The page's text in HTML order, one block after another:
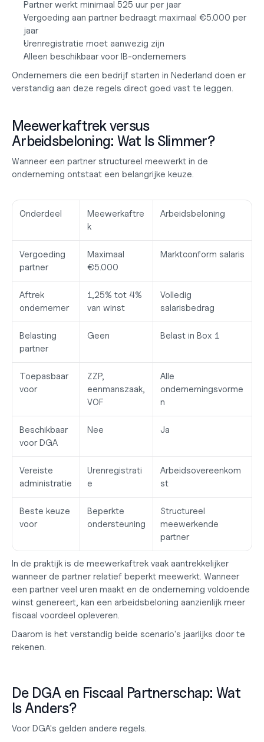
Partner werkt minimaal 525 uur per jaar
Vergoeding aan partner bedraagt maximaal €5.000 per
jaar
Urenregistratie moet aanwezig zijn
Alleen beschikbaar voor IB-ondernemers
Ondernemers die een bedrijf starten in Nederland doen er
verstandig aan deze regels direct goed vast te leggen.
Meewerkaftrek versus
Arbeidsbeloning: Wat Is Slimmer?
Wanneer een partner structureel meewerkt in de
onderneming ontstaat een belangrijke keuze.
Onderdeel
Meewerkaftre
k
Arbeidsbeloning
Vergoeding
partner
Maximaal
€5.000
Marktconform salaris
Aftrek
ondernemer
1,25% tot 4%
van winst
Volledig
salarisbedrag
Belasting
partner
Geen Belast in Box 1
Toepasbaar
voor
ZZP,
eenmanszaak,
VOF
Alle
ondernemingsvorme
n
Beschikbaar
voor DGA
Nee Ja
Vereiste
administratie
Urenregistrati
e
Arbeidsovereenkom
st
Beste keuze
voor
Beperkte
ondersteuning
Structureel
meewerkende
partner
In de praktijk is de meewerkaftrek vaak aantrekkelijker
wanneer de partner relatief beperkt meewerkt. Wanneer
een partner veel uren maakt en de onderneming voldoende
winst genereert, kan een arbeidsbeloning aanzienlijk meer
fiscaal voordeel opleveren.
Daarom is het verstandig beide scenario's jaarlijks door te
rekenen.
De DGA en Fiscaal Partnerschap: Wat
Is Anders?
Voor DGA's gelden andere regels.